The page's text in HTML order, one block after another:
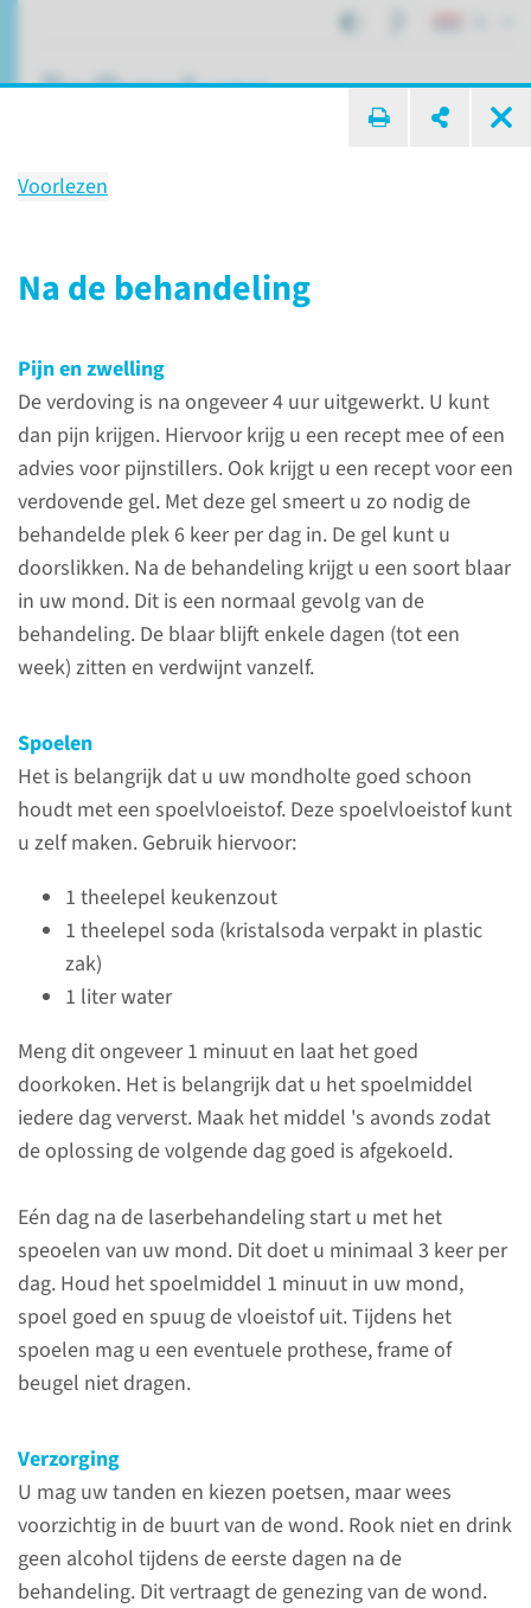
Voorlezen
Na de behandeling
Pijn en zwelling
De verdoving is na ongeveer 4 uur uitgewerkt. U kunt
dan pijn krijgen. Hiervoor krijg u een recept mee of een
advies voor pijnstillers. Ook krijgt u een recept voor een
verdovende gel. Met deze gel smeert u zo nodig de
behandelde plek 6 keer per dag in. De gel kunt u
doorslikken. Na de behandeling krijgt u een soort blaar
in uw mond. Dit is een normaal gevolg van de
behandeling. De blaar blijft enkele dagen (tot een
week) zitten en verdwijnt vanzelf.
Spoelen
Het is belangrijk dat u uw mondholte goed schoon
houdt met een spoelvloeistof. Deze spoelvloeistof kunt
u zelf maken. Gebruik hiervoor:
1 theelepel keukenzout
1 theelepel soda (kristalsoda verpakt in plastic
zak)
1 liter water
Meng dit ongeveer 1 minuut en laat het goed
doorkoken. Het is belangrijk dat u het spoelmiddel
iedere dag ververst. Maak het middel 's avonds zodat
de oplossing de volgende dag goed is afgekoeld.
Eén dag na de laserbehandeling start u met het
speoelen van uw mond. Dit doet u minimaal 3 keer per
dag. Houd het spoelmiddel 1 minuut in uw mond,
spoel goed en spuug de vloeistof uit. Tijdens het
spoelen mag u een eventuele prothese, frame of
beugel niet dragen.
Verzorging
U mag uw tanden en kiezen poetsen, maar wees
voorzichtig in de buurt van de wond. Rook niet en drink
geen alcohol tijdens de eerste dagen na de
behandeling. Dit vertraagt de genezing van de wond.
mondholte
Patiëntenzorg
Behandelingen
Laserbehandeling in de mondholte
Over de behandeling
Tijdens een laserbehandeling
wordt door middel van een
lasertechniek weefsel in uw
lees meer
Contact
Halsoncologie
(024) 361 51 24
Voor de behandeling krijgt u
een plaatselijke verdoving door
de arts toegediend. Vervolgens
legt de arts natte gazen op uw
ogen. Daaroverheen krijgt u een
tegen water met een celstof
doekje. Uw gezicht wordt
afgedekt met een natte doek.